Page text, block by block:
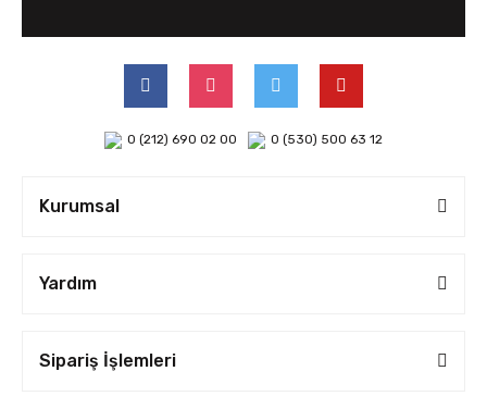
0 (212) 690 02 00 0 (530) 500 63 12
Kurumsal
Yardım
Sipariş İşlemleri